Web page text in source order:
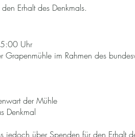
Erhalt des Denkmals.
Uhr
im Rahmen des
der Mühle
Denkmal
jedoch über Spenden für den Erhalt